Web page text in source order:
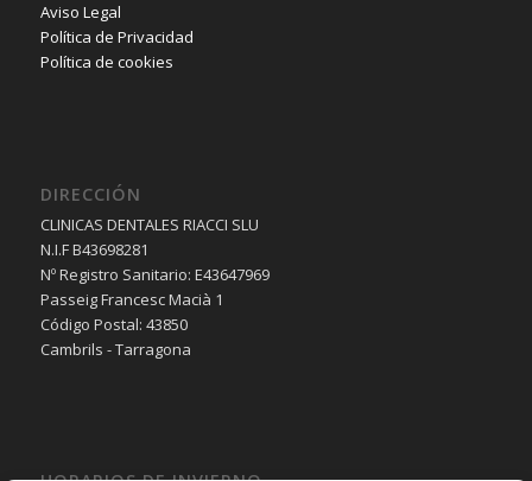
Aviso Legal
Política de Privacidad
Política de cookies
DIRECCIÓN
CLINICAS DENTALES RIACCI SLU
N.I.F B43698281
Nº Registro Sanitario: E43647969
Passeig Francesc Macià 1
Código Postal: 43850
Cambrils - Tarragona